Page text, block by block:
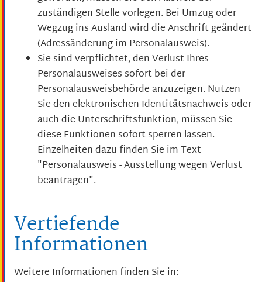
zuständigen Stelle vorlegen. Bei Umzug oder
Wegzug ins Ausland wird die Anschrift geändert
(Adressänderung im Personalausweis).
Sie sind verpflichtet, den Verlust Ihres
Personalausweises sofort bei der
Personalausweisbehörde anzuzeigen. Nutzen
Sie den elektronischen Identitätsnachweis oder
auch die Unterschriftsfunktion, müssen Sie
diese Funktionen sofort sperren lassen.
Einzelheiten dazu finden Sie im Text
"Personalausweis - Ausstellung wegen Verlust
beantragen".
Vertiefende
Informationen
Weitere Informationen finden Sie in: